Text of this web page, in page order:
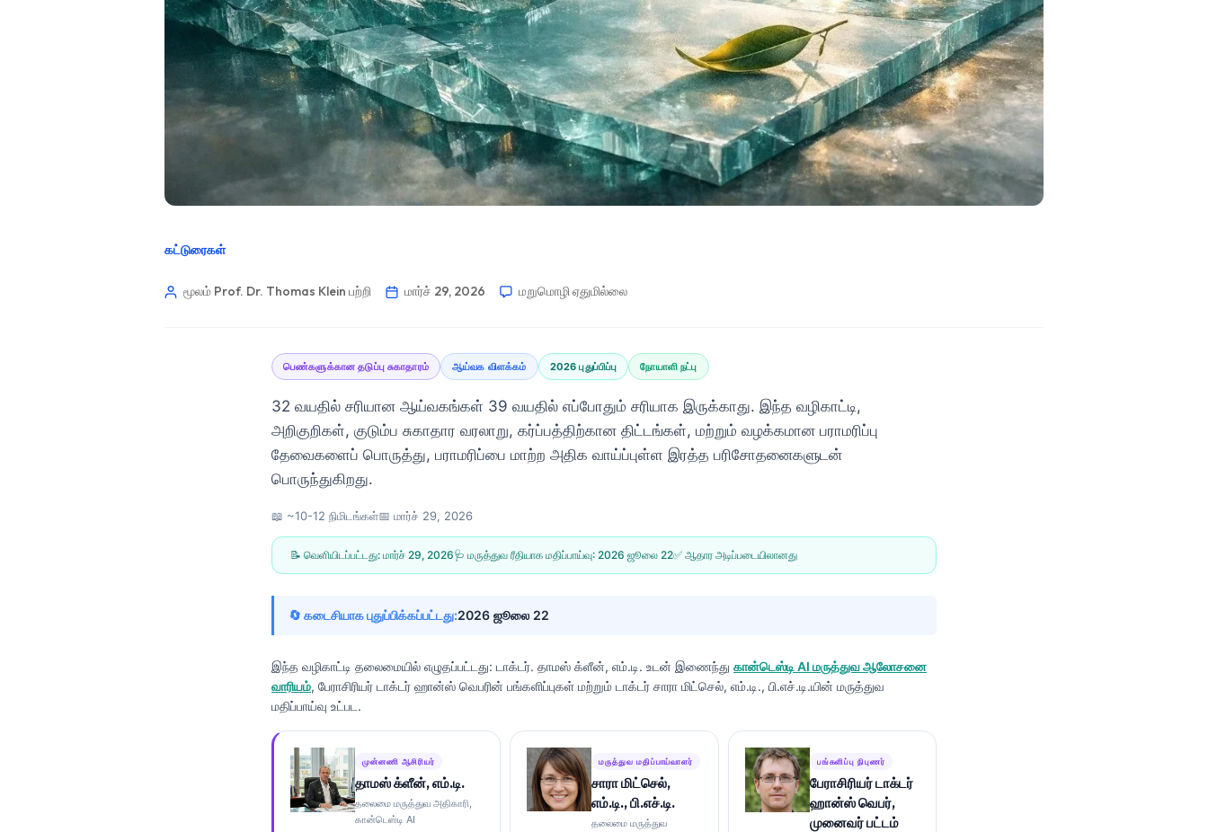
கட்டுரைகள்
மூலம் Prof. Dr. Thomas Klein பற்றி மார்ச் 29, 2026 மறுமொழி ஏதுமில்லை
பெண்களுக்கான தடுப்பு சுகாதாரம் ஆய்வக விளக்கம் 2026 புதுப்பிப்பு நோயாளி நட்பு
32 வயதில் சரியான ஆய்வகங்கள் 39 வயதில் எப்போதும் சரியாக இருக்காது. இந்த வழிகாட்டி,
அறிகுறிகள், குடும்ப சுகாதார வரலாறு, கர்ப்பத்திற்கான திட்டங்கள், மற்றும் வழக்கமான பராமரிப்பு
தேவைகளைப் பொருத்து, பராமரிப்பை மாற்ற அதிக வாய்ப்புள்ள இரத்த பரிசோதனைகளுடன்
பொருந்துகிறது.
📖 ~10-12 நிமிடங்கள்📅 மார்ச் 29, 2026
📝 வெளியிடப்பட்டது: மார்ச் 29, 2026🩺 மருத்துவ ரீதியாக மதிப்பாய்வு: 2026 ஜூலை 22✅ ஆதார அடிப்படையிலானது
🔄 கடைசியாக புதுப்பிக்கப்பட்டது:2026 ஜூலை 22
இந்த வழிகாட்டி தலைமையில் எழுதப்பட்டது: டாக்டர். தாமஸ் க்ளீன், எம்.டி. உடன் இணைந்து கான்டெஸ்டி AI மருத்துவ ஆலோசனை
வாரியம், பேராசிரியர் டாக்டர் ஹான்ஸ் வெபரின் பங்களிப்புகள் மற்றும் டாக்டர் சாரா மிட்செல், எம்.டி., பி.எச்.டி.யின் மருத்துவ
மதிப்பாய்வு உட்பட.
முன்னணி ஆசிரியர்
தாமஸ் க்ளீன், எம்.டி.
தலைமை மருத்துவ அதிகாரி,
கான்டெஸ்டி AI
மருத்துவ மதிப்பாய்வாளர்
சாரா மிட்செல்,
எம்.டி., பி.எச்.டி.
தலைமை மருத்துவ
பங்களிப்பு நிபுணர்
பேராசிரியர் டாக்டர்
ஹான்ஸ் வெபர்,
முனைவர் பட்டம்